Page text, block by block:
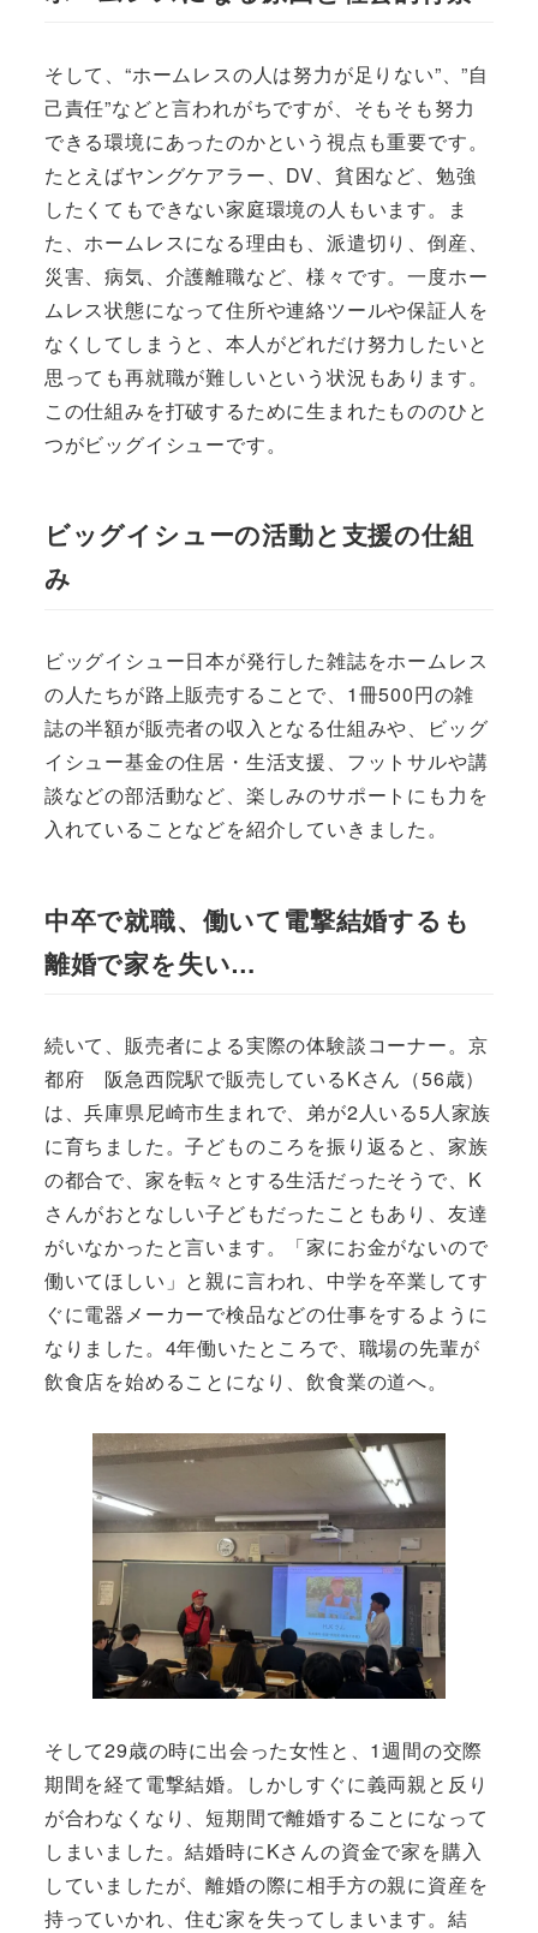
そして、“ホームレスの人は努力が足りない”、”自
己責任”などと言われがちですが、そもそも努力
できる環境にあったのかという視点も重要です。
たとえばヤングケアラー、DV、貧困など、勉強
したくてもできない家庭環境の人もいます。ま
た、ホームレスになる理由も、派遣切り、倒産、
災害、病気、介護離職など、様々です。一度ホー
ムレス状態になって住所や連絡ツールや保証人を
なくしてしまうと、本人がどれだけ努力したいと
思っても再就職が難しいという状況もあります。
この仕組みを打破するために生まれたもののひと
つがビッグイシューです。
ビッグイシューの活動と支援の仕組
み
ビッグイシュー日本が発行した雑誌をホームレス
の人たちが路上販売することで、1冊500円の雑
誌の半額が販売者の収入となる仕組みや、ビッグ
イシュー基金の住居・生活支援、フットサルや講
談などの部活動など、楽しみのサポートにも力を
入れていることなどを紹介していきました。
中卒で就職、働いて電撃結婚するも
離婚で家を失い…
続いて、販売者による実際の体験談コーナー。京
都府 阪急西院駅で販売しているKさん（56歳）
は、兵庫県尼崎市生まれで、弟が2人いる5人家族
に育ちました。子どものころを振り返ると、家族
の都合で、家を転々とする生活だったそうで、K
さんがおとなしい子どもだったこともあり、友達
がいなかったと言います。「家にお金がないので
働いてほしい」と親に言われ、中学を卒業してす
ぐに電器メーカーで検品などの仕事をするように
なりました。4年働いたところで、職場の先輩が
飲食店を始めることになり、飲食業の道へ。
そして29歳の時に出会った女性と、1週間の交際
期間を経て電撃結婚。しかしすぐに義両親と反り
が合わなくなり、短期間で離婚することになって
しまいました。結婚時にKさんの資金で家を購入
していましたが、離婚の際に相手方の親に資産を
持っていかれ、住む家を失ってしまいます。結